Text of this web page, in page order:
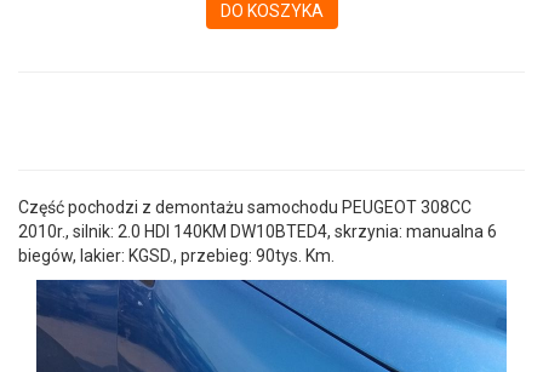
DO KOSZYKA
Część pochodzi z demontażu samochodu PEUGEOT 308CC
2010r., silnik: 2.0 HDI 140KM DW10BTED4, skrzynia: manualna 6
biegów, lakier: KGSD., przebieg: 90tys. Km.